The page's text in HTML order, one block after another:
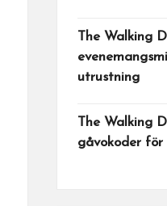
The Walking
utrustning
The Walking
gåvokoder